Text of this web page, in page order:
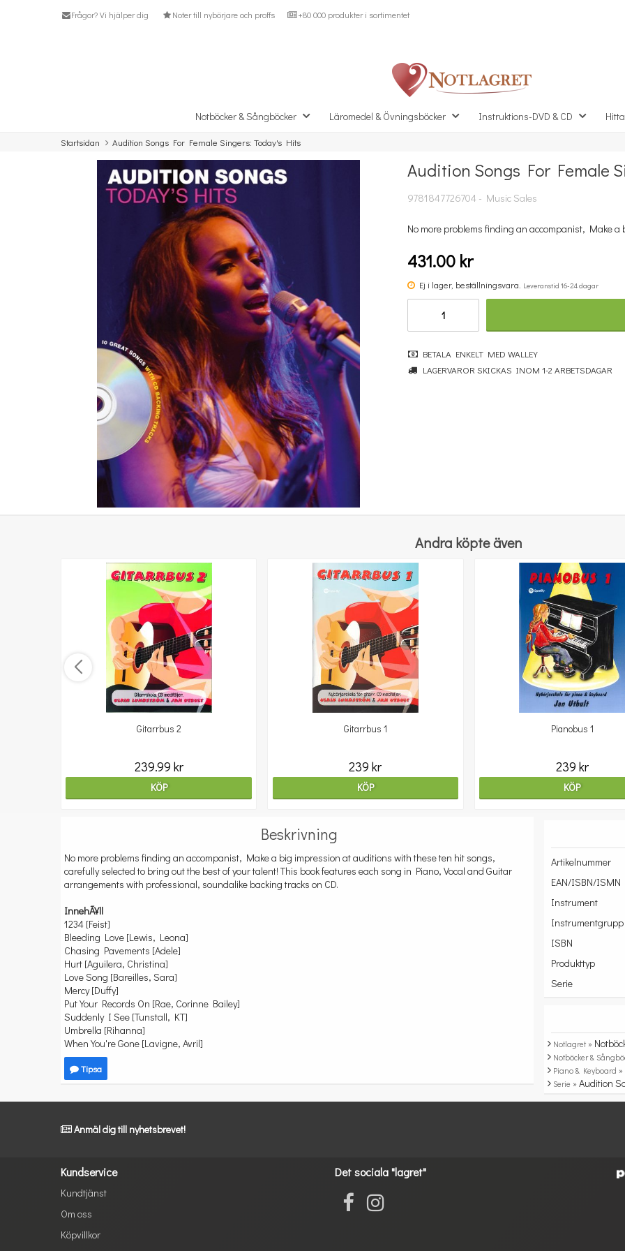
Frågor? Vi hjälper dig Noter till nybörjare och proffs +80 000 produkter i sortimentet
Notböcker & Sångböcker Läromedel & Övningsböcker Instruktions-DVD & CD
Startsidan Audition Songs For Female Singers: Today's Hits
Missa inte detta...
Anthology Of Piano Music Volume 2: The Classical Period
Audition Songs For Female
9781847726704 - Music Sales
No more problems finding an accompanist, Make a
431.00 kr
Ej i lager, beställningsvara. Leveranstid 16-24 dagar
BETALA ENKELT MED WALLEY
LAGERVAROR SKICKAS INOM 1-2 ARBETSDAGAR
Andra köpte även
Gitarrbus 2
239.99 kr
KÖP
Gitarrbus 1
239 kr
KÖP
Pianobus 1
239 kr
KÖP
Beskrivning
No more problems finding an accompanist, Make a big impression at auditions with these ten hit songs,
carefully selected to bring out the best of your talent! This book features each song in Piano, Vocal and Guitar
arrangements with professional, soundalike backing tracks on CD.
InnehÃ¥ll
1234 [Feist]
Bleeding Love [Lewis, Leona]
Chasing Pavements [Adele]
Hurt [Aguilera, Christina]
Love Song [Bareilles, Sara]
Mercy [Duffy]
Put Your Records On [Rae, Corinne Bailey]
Suddenly I See [Tunstall, KT]
Umbrella [Rihanna]
When You're Gone [Lavigne, Avril]
Tipsa
Artikelnummer
EAN/ISBN/ISMN
Instrument
Instrumentgrupp
ISBN
Produkttyp
Serie
Notlagret »
Notböcker &
Piano & Keyboard »
Serie »Audition
Anmäl dig till nyhetsbrevet!
Kundservice
Kundtjänst
Om oss
Köpvillkor
Det sociala "lagret"